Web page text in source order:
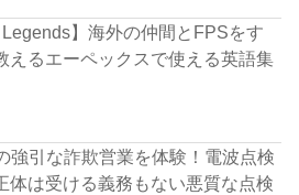
Legends】海外の仲間とFPSをす
えるエーペックスで使える英語集
強引な詐欺営業を体験！電波点検
体は受ける義務もない悪質な点検